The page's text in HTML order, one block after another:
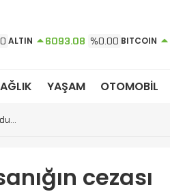
ALTIN 6093.08 %0.00 BITCOIN
YAŞAM OTOMOBİL
cezası